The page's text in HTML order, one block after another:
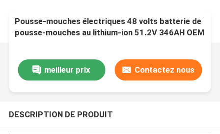
Pousse-mouches électriques 48 volts batterie de
pousse-mouches au lithium-ion 51.2V 346AH OEM
meilleur prix Contactez nous
DESCRIPTION DE PRODUIT